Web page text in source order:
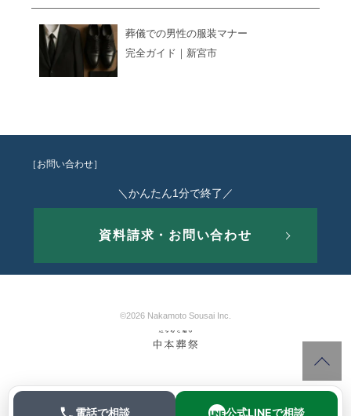
葬儀での男性の服装マナー
完全ガイド｜新宮市
［お問い合わせ］
＼かんたん1分で終了／
資料請求・お問い合わせ
©2026 Nakamoto Sousai Inc.
電話で相談 LINE公式LINEで相談